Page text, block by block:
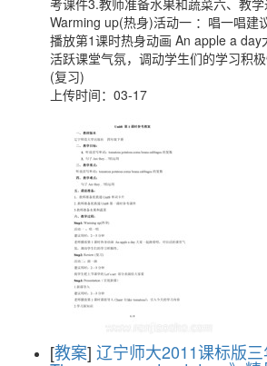
考课件3.教师准备水果和蔬菜六、教
Warming up(热身)活动一 ：唱一唱
播放第1课时热身动画 An apple a day
活跃课堂气氛，调动学生们的学习积
(复习)
上传时间：03-17
[教案] 辽宁师大2011课标版